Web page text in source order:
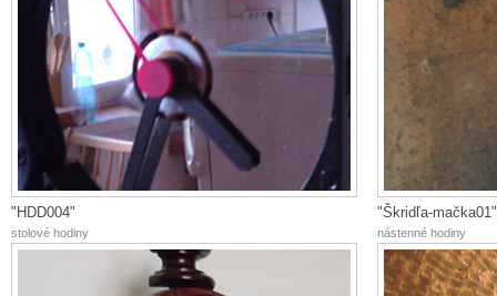
"HDD004"
stolové hodiny
"Škridľa-mačka01"
nástenné hodiny